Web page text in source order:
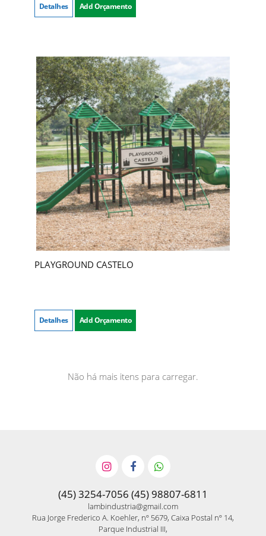
Detalhes Add Orçamento
PLAYGROUND CASTELO
Detalhes Add Orçamento
Não há mais itens para carregar.
(45) 3254-7056 (45) 98807-6811
lambindustria@gmail.com
Rua Jorge Frederico A. Koehler, nº 5679, Caixa Postal nº 14,
Parque Industrial III,